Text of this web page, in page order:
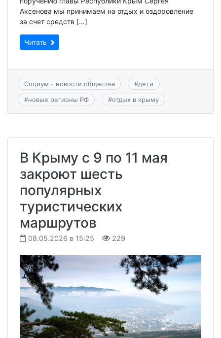
Аксенова мы принимаем на отдых и оздоровление
за счет средств […]
Читать
Социум - новости общества #дети
#новые регионы РФ #отдых в крыму
В Крыму с 9 по 11 мая
закроют шесть
популярных
туристических
маршрутов
08.05.2026 в 15:25 229